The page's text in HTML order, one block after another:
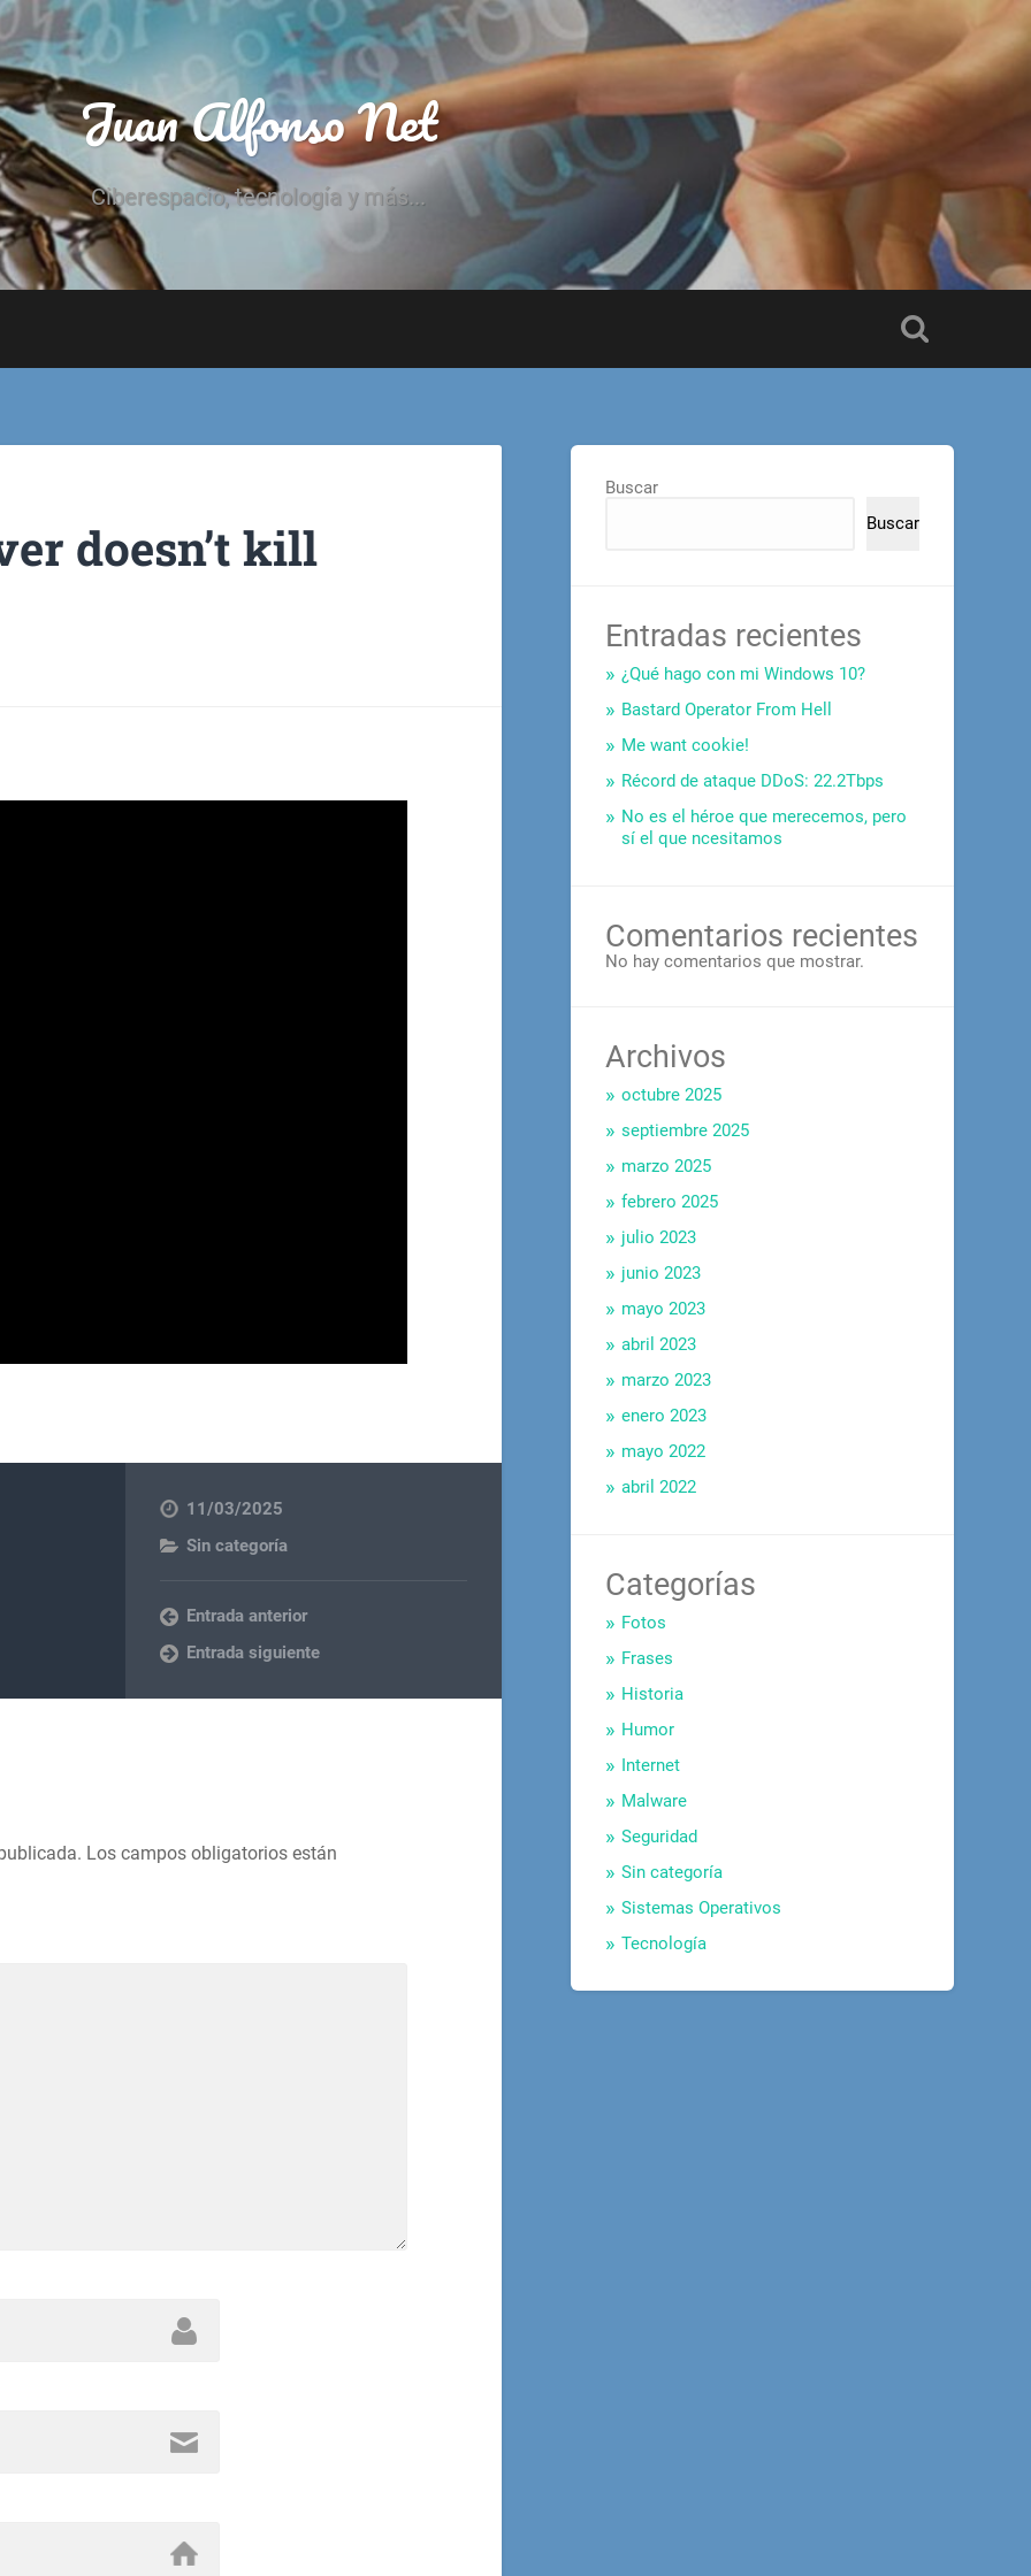
Juan Alfonso Net
Ciberespacio, tecnología y más...
doesn’t kill
11/03/2025
Sin categoría
Entrada anterior
Entrada siguiente
Los campos obligatorios están
Buscar
Buscar
Entradas recientes
¿Qué hago con mi Windows 10?
Bastard Operator From Hell
Me want cookie!
Récord de ataque DDoS: 22.2Tbps
No es el héroe que merecemos, pero
sí el que ncesitamos
Comentarios recientes
No hay comentarios que mostrar.
Archivos
octubre 2025
septiembre 2025
marzo 2025
febrero 2025
julio 2023
junio 2023
mayo 2023
abril 2023
marzo 2023
enero 2023
mayo 2022
abril 2022
Categorías
Fotos
Frases
Historia
Humor
Internet
Malware
Seguridad
Sin categoría
Sistemas Operativos
Tecnología